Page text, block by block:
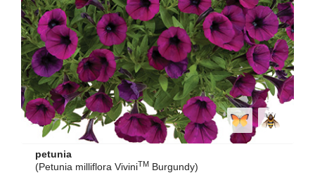
petunia
(Petunia milliflora ViviniTM Burgundy)